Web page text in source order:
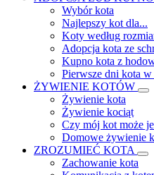
Wybór kota
Najlepszy kot dla...
Koty według
Adopcja kota ze
Kupno kota z
Pierwsze dni kota w
ŻYWIENIE KOTÓW
Żywienie kota
Żywienie kociąt
Czy mój kot może
Domowe żywienie
ZROZUMIEĆ KOTA
Zachowanie kota